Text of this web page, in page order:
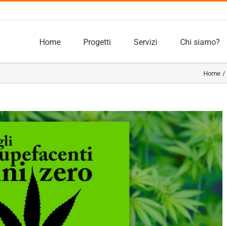
Home Progetti Servizi Chi siamo?
Home